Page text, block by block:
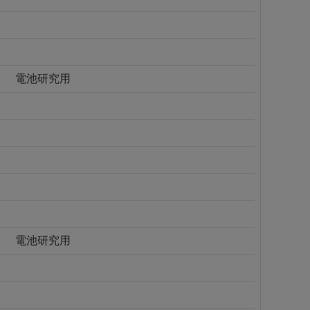
電池研究用
電池研究用